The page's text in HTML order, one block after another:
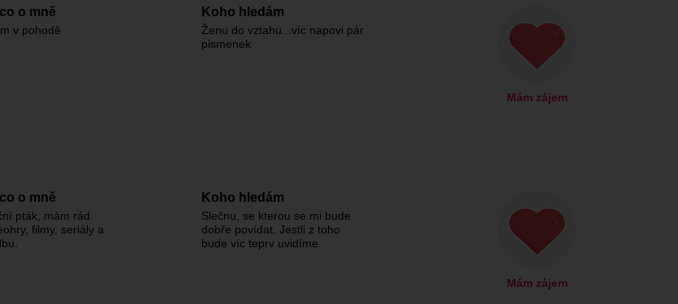
o mně
v pohodě
Koho hledám
Ženu do vztahu...víc napovi pár
pismenek
Mám zájem
o mně
pták, mám rád
filmy, seriály a
Koho hledám
Slečnu, se kterou se mi bude
dobře povídat. Jestli z toho
bude víc teprv uvidíme.
Mám zájem